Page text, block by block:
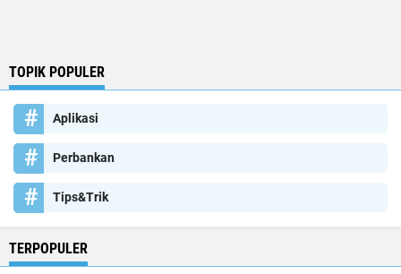
TOPIK POPULER
Aplikasi
Perbankan
Tips&Trik
TERPOPULER